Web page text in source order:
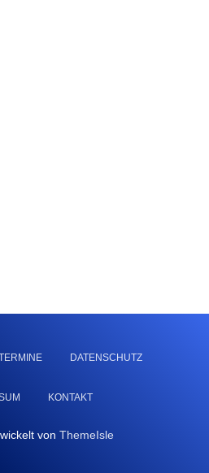
DATENSCHUTZ
KONTAKT
von ThemeIsle